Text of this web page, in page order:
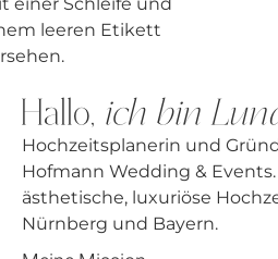
Hallo, ich bin
Hochzeitsplanerin und
Hofmann Wedding &
ästhetische, luxuriöse
Nürnberg und Bayern.